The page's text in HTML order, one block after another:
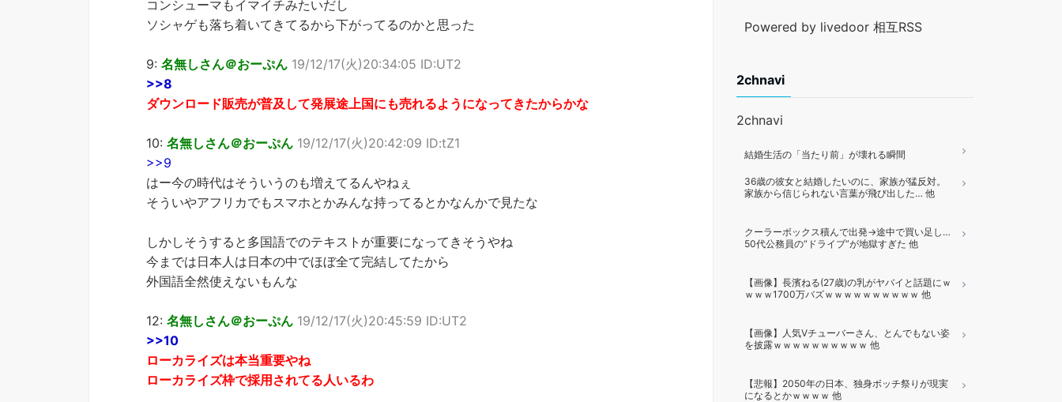
コンシューマもイマイチみたいだし
ソシャゲも落ち着いてきてるから下がってるのかと思った
9: 名無しさん＠おーぷん 19/12/17(火)20:34:05 ID:UT2
>>8
ダウンロード販売が普及して発展途上国にも売れるようになってきたからかな
10: 名無しさん＠おーぷん 19/12/17(火)20:42:09 ID:tZ1
>>9
はー今の時代はそういうのも増えてるんやねぇ
そういやアフリカでもスマホとかみんな持ってるとかなんかで見たな
しかしそうすると多国語でのテキストが重要になってきそうやね
今までは日本人は日本の中でほぼ全て完結してたから
外国語全然使えないもんな
12: 名無しさん＠おーぷん 19/12/17(火)20:45:59 ID:UT2
>>10
ローカライズは本当重要やね
ローカライズ枠で採用されてる人いるわ
Powered by livedoor 相互RSS
2chnavi
2chnavi
結婚生活の「当たり前」が壊れる瞬間
36歳の彼女と結婚したいのに、家族が猛反対。
家族から信じられない言葉が飛び出した… 他
クーラーボックス積んで出発→途中で買い足し…
50代公務員の“ドライブ”が地獄すぎた 他
【画像】長濱ねる(27歳)の乳がヤバイと話題にｗ
ｗｗｗ1700万バズｗｗｗｗｗｗｗｗｗｗ 他
【画像】人気Vチューバーさん、とんでもない姿
を披露ｗｗｗｗｗｗｗｗｗｗ 他
【悲報】2050年の日本、独身ボッチ祭りが現実
になるとかｗｗｗｗ 他